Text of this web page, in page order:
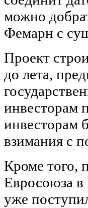
можно
Фемарн с
Проект
до лета,
инвесторам
инвесторам
взимания с
Кроме того,
Евросоюза в
уже